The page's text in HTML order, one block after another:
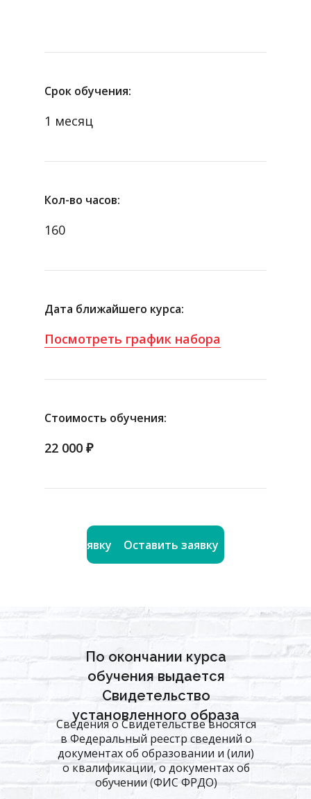
Срок обучения:
1 месяц
Кол-во часов:
160
Дата ближайшего курса:
Посмотреть график набора
Стоимость обучения:
22 000 ₽
Оставить заявку Оставить заявку
По окончании курса
обучения выдается
Свидетельство
установленного образа
Сведения о Свидетельстве вносятся
в Федеральный реестр сведений о
документах об образовании и (или)
о квалификации, о документах об
обучении (ФИС ФРДО)